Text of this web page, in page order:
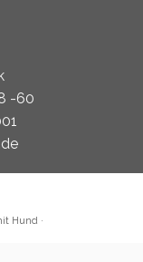
-60
Hund ·